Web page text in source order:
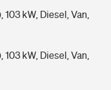
103 kW, Diesel, Van,
103 kW, Diesel, Van,